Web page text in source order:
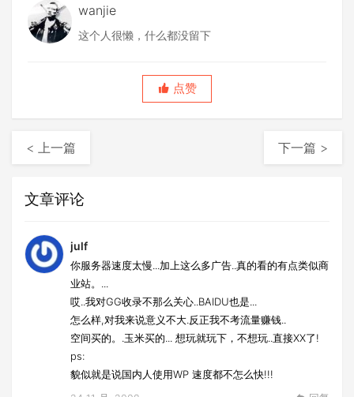
wanjie
这个人很懒，什么都没留下
点赞
< 上一篇 下一篇 >
文章评论
julf
你服务器速度太慢...加上这么多广告..真的看的有点类似商
业站。...
哎..我对GG收录不那么关心..BAIDU也是...
怎么样,对我来说意义不大.反正我不考流量赚钱..
空间买的。.玉米买的... 想玩就玩下，不想玩..直接XX了!
ps:
貌似就是说国内人使用WP 速度都不怎么快!!!